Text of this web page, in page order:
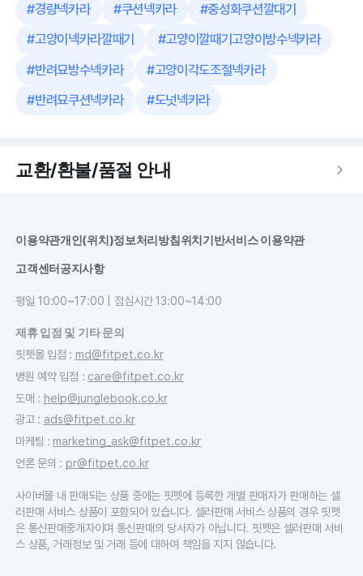
#경량넥카라 #쿠션넥카라 #중성화쿠션깔대기
#고양이넥카라깔때기 #고양이깔때기고양이방수넥카라
#반려묘방수넥카라 #고양이각도조절넥카라
#반려묘쿠션넥카라 #도넛넥카라
교환/환불/품절 안내
이용약관개인(위치)정보처리방침위치기반서비스 이용약관
고객센터공지사항
평일 10:00~17:00 | 점심시간 13:00~14:00
제휴 입점 및 기타 문의
핏펫몰 입점 : md@fitpet.co.kr
병원 예약 입점 : care@fitpet.co.kr
도매 : help@junglebook.co.kr
광고: ads@fitpet.co.kr
마케팅 : marketing_ask@fitpet.co.kr
언론 문의 : pr@fitpet.co.kr
사이버몰 내 판매되는 상품 중에는 핏펫에 등록한 개별 판매자가 판매하는 셀
러판매 서비스 상품이 포함되어 있습니다. 셀러판매 서비스 상품의 경우 핏펫
은 통신판매중개자이며 통신판매의 당사자가 아닙니다. 핏펫은 셀러판매 서비
스 상품, 거래정보 및 거래 등에 대하여 책임을 지지 않습니다.